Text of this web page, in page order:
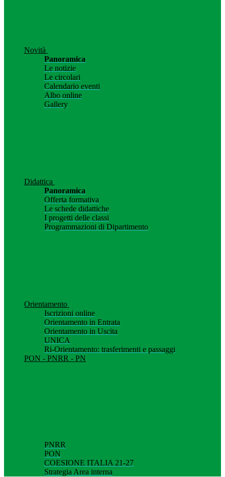
Novità
Panoramica
Le notizie
Le circolari
Calendario eventi
Albo online
Gallery
Didattica
Panoramica
Offerta formativa
Le schede didattiche
I progetti delle classi
Programmazioni di Dipartimento
Orientamento
Iscrizioni online
Orientamento in Entrata
Orientamento in Uscita
UNICA
Ri-Orientamento: trasferimenti e passaggi
PON - PNRR - PN
PNRR
PON
COESIONE ITALIA 21-27
Strategia Area interna